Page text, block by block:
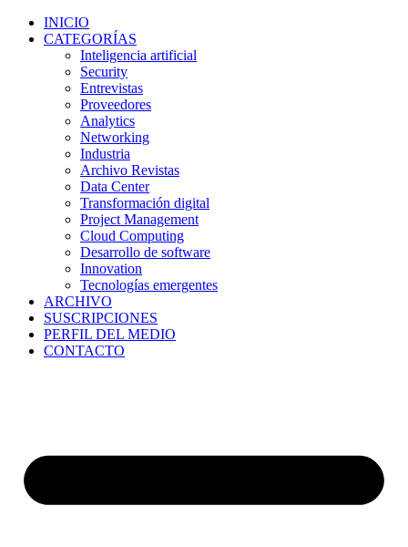
INICIO
CATEGORÍAS
Inteligencia artificial
Security
Entrevistas
Proveedores
Analytics
Networking
Industria
Archivo Revistas
Data Center
Transformación digital
Project Management
Cloud Computing
Desarrollo de software
Innovation
Tecnologías emergentes
ARCHIVO
SUSCRIPCIONES
PERFIL DEL MEDIO
CONTACTO